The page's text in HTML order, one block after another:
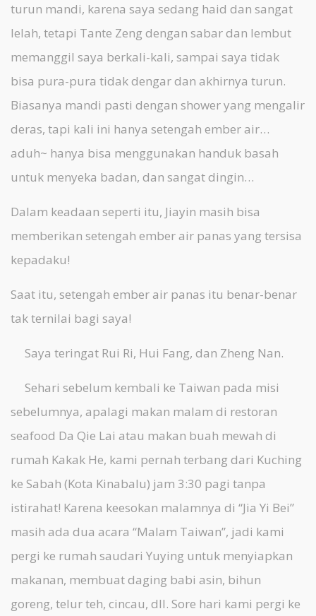
turun mandi, karena saya sedang haid dan sangat
lelah, tetapi Tante Zeng dengan sabar dan lembut
memanggil saya berkali-kali, sampai saya tidak
bisa pura-pura tidak dengar dan akhirnya turun.
Biasanya mandi pasti dengan shower yang mengalir
deras, tapi kali ini hanya setengah ember air…
aduh~ hanya bisa menggunakan handuk basah
untuk menyeka badan, dan sangat dingin…
Dalam keadaan seperti itu, Jiayin masih bisa
memberikan setengah ember air panas yang tersisa
kepadaku!
Saat itu, setengah ember air panas itu benar-benar
tak ternilai bagi saya!
Saya teringat Rui Ri, Hui Fang, dan Zheng Nan.
Sehari sebelum kembali ke Taiwan pada misi
sebelumnya, apalagi makan malam di restoran
seafood Da Qie Lai atau makan buah mewah di
rumah Kakak He, kami pernah terbang dari Kuching
ke Sabah (Kota Kinabalu) jam 3:30 pagi tanpa
istirahat! Karena keesokan malamnya di “Jia Yi Bei”
masih ada dua acara “Malam Taiwan”, jadi kami
pergi ke rumah saudari Yuying untuk menyiapkan
makanan, membuat daging babi asin, bihun
goreng, telur teh, cincau, dll. Sore hari kami pergi ke